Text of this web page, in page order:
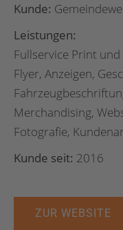
Kunde:
Leistungen:
Fullservice Print
Flyer, Anzeigen,
Merchandising,
Fotografie,
Kunde seit: 2016
ZUR WEBSITE